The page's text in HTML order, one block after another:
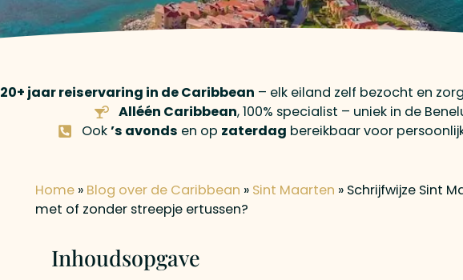
20+ jaar reiservaring in de Caribbean – elk eiland zelf bezocht en
Alléén Caribbean, 100% specialist – uniek in de
Ook’s avonds en op zaterdag bereikbaar voor
Home » Blog over de Caribbean » Sint Maarten » Schrijfwijze Sint
met of zonder streepje ertussen?
Inhoudsopgave